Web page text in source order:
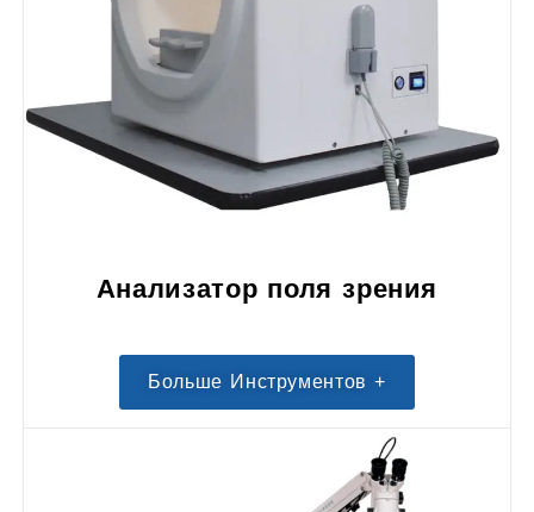
Анализатор поля зрения
Больше Инструментов +